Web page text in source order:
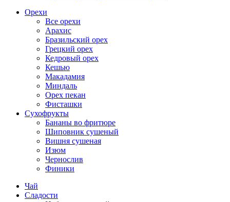
Орехи
Все орехи
Арахис
Бразильский орех
Грецкий орех
Кедровый орех
Кешью
Макадамия
Миндаль
Орех пекан
Фисташки
Сухофрукты
Бананы во фритюре
Шиповник сушеный
Вишня сушеная
Изюм
Чернослив
Финики
Чай
Сладости